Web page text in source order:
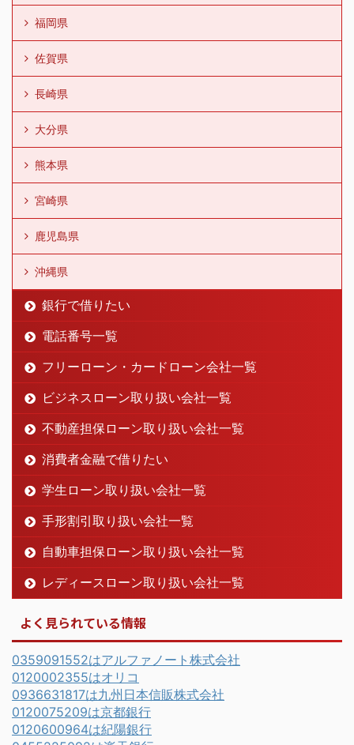
福岡県
佐賀県
長崎県
大分県
熊本県
宮崎県
鹿児島県
沖縄県
銀行で借りたい
電話番号一覧
フリーローン・カードローン会社一覧
ビジネスローン取り扱い会社一覧
不動産担保ローン取り扱い会社一覧
消費者金融で借りたい
学生ローン取り扱い会社一覧
手形割引取り扱い会社一覧
自動車担保ローン取り扱い会社一覧
レディースローン取り扱い会社一覧
よく見られている情報
0359091552はアルファノート株式会社
0120002355はオリコ
0936631817は九州日本信販株式会社
0120075209は京都銀行
0120600964は紀陽銀行